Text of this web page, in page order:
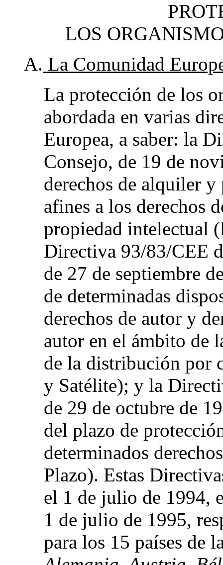
LOS
A. La Comunidad
La protección de los
abordada en varias
Europea, a saber: la
Consejo, de 19 de
derechos de alquiler y
afines a los derechos
propiedad intelectual
Directiva 93/83/CEE
de 27 de septiembre
de determinadas
derechos de autor y
autor en el ámbito de
de la distribución por
y Satélite); y la
de 29 de octubre de
del plazo de
determinados
Plazo). Estas
el 1 de julio de 1994,
1 de julio de 1995,
para los 15 países de